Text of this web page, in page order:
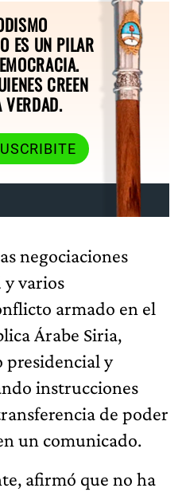
ES UN PILAR
CREEN
VERDAD.
negociaciones
y varios
armado en el
Árabe Siria,
presidencial y
instrucciones
de poder
un comunicado.
afirmó que no ha